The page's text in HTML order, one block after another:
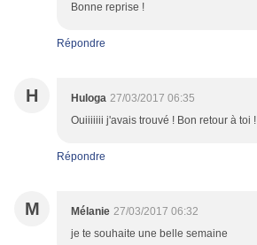
Bonne reprise !
Répondre
H Huloga 27/03/2017 06:35
Ouiiiiiii j'avais trouvé ! Bon retour à toi !
Répondre
M Mélanie 27/03/2017 06:32
je te souhaite une belle semaine